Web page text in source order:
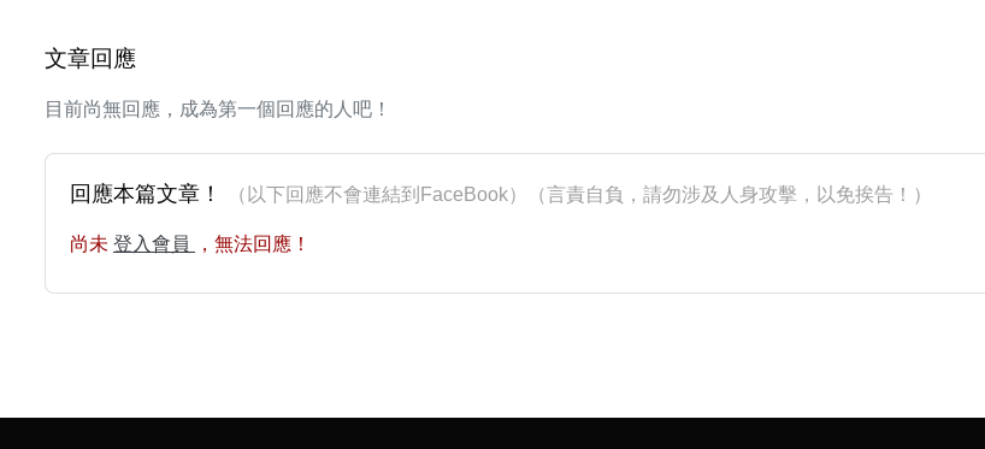
文章回應
目前尚無回應，成為第一個回應的人吧！
回應本篇文章！ （以下回應不會連結到FaceBook）（言責自負，請勿涉及人身攻擊，以免挨告！）
尚未 登入會員 ，無法回應！